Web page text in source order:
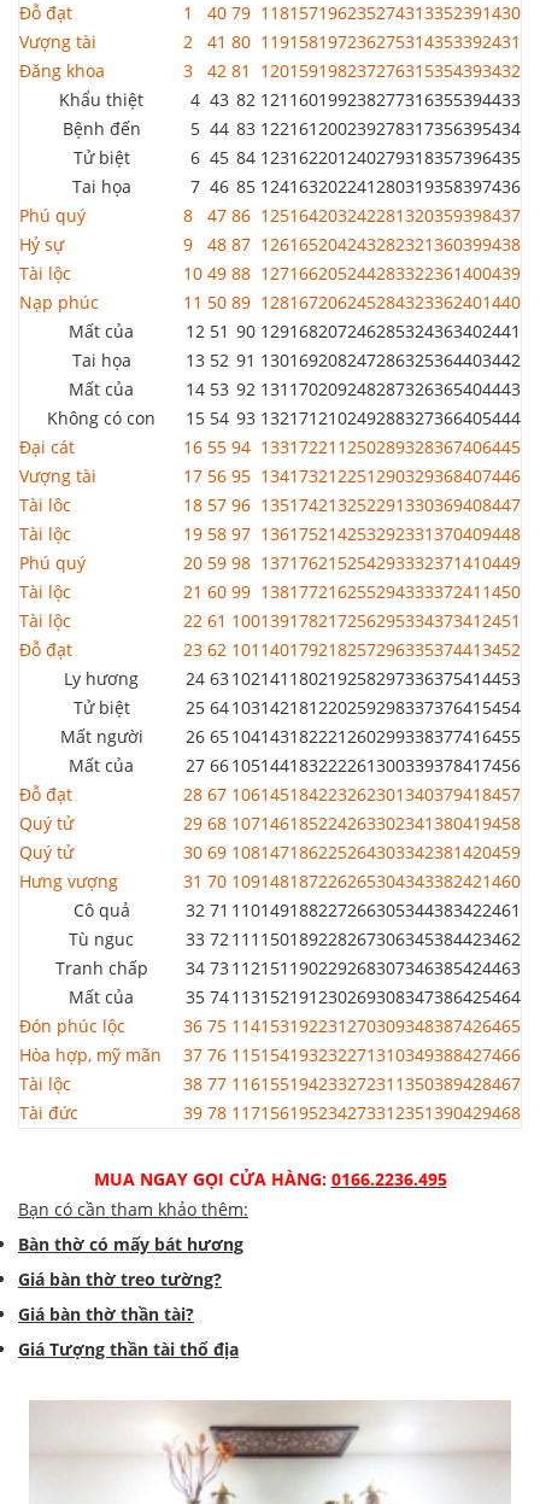
Đỗ đạt 1 40 79 118157196235274313352391430
Vượng tài
2 41 80 119158197236275314353392431
Đăng khoa
3 42 81 120159198237276315354393432
Khẩu thiệt
4 43 82 121 160199238277316355394433
Bệnh đến
5 44 83 122161200239278317356395434
Tử biệt
6 45 84 123162201240279318357396435
Tai họa
7 46 85 124163202241280319358397436
Phú quý
8 47 86 125164203242281320359398437
Hỷ sự
9 48 87 126165204243282321360399438
Tài lộc
10 49 88 127166205244283322361400439
Nạp phúc
11 50 89 128167206245284323362401440
Mất của
12 51 90 129168207246285324363402441
Tai họa
13 52 91 130169208247286325364403442
Mất của
14 53 92 131 170209248287326365404443
Không có con
15 54 93 132171210249288327366405444
Đại cát
16 55 94 133172211250289328367406445
Vượng tài
17 56 95 134173212251290329368407446
Tài lôc
18 57 96 135174213252291330369408447
Tài lộc
19 58 97 136175214253292331370409448
Phú quý
20 59 98 137176215254293332371410449
Tài lộc
21 60 99 138177216255294333372411450
Tài lộc
22 61 100139178217256295334373412451
Đỗ đạt
23 62 101 140179218257296335374413452
Ly hương
24 63102141 180219258297336375414453
Tử biệt
25 64103142181220259298337376415454
Mất người
26 65104143182221260299338377416455
Mất của
27 66105144183222261300339378417456
Đỗ đạt
28 67 106145184223262301340379418457
Quý tử
29 68 107146185224263302341380419458
Quý tử
30 69 108147186225264303342381420459
Hưng vượng
31 70 109148187226265304343382421460
Cô quả
32 71 110149188227266305344383422461
Tù nguc
33 72111 150189228267306345384423462
Tranh chấp
34 73112151 190229268307346385424463
Mất của
35 74113152191230269308347386425464
Đón phúc lộc
36 75 114153192231270309348387426465
Hòa hợp, mỹ mãn
37 76 115154193232271310349388427466
Tài lộc
38 77 116155194233272311350389428467
Tài đức
39 78 117156195234273312351390429468
MUA NGAY GỌI CỬA HÀNG: 0166.2236.495
Bạn có cần tham khảo thêm:
Bàn thờ có mấy bát hương
Giá bàn thờ treo tường?
Giá bàn thờ thần tài?
Giá Tượng thần tài thổ địa